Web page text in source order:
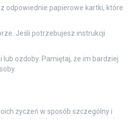
odpowiednie papierowe kartki, które
Jeśli potrzebujesz instrukcji
lub ozdoby. Pamiętaj, że im bardziej
życzeń w sposób szczególny i